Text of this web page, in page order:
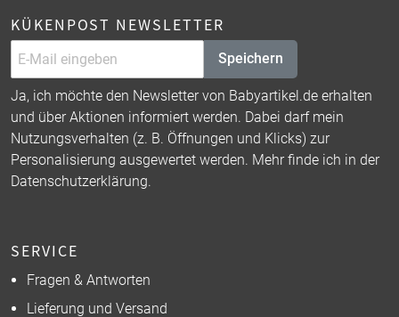
KÜKENPOST NEWSLETTER
Speichern
Ja, ich möchte den Newsletter von Babyartikel.de erhalten
und über Aktionen informiert werden. Dabei darf mein
Nutzungsverhalten (z. B. Öffnungen und Klicks) zur
Personalisierung ausgewertet werden. Mehr finde ich in der
Datenschutzerklärung.
SERVICE
Fragen & Antworten
Lieferung und Versand